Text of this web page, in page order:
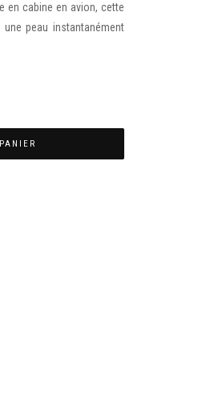
en cabine en avion, cette
peau instantanément